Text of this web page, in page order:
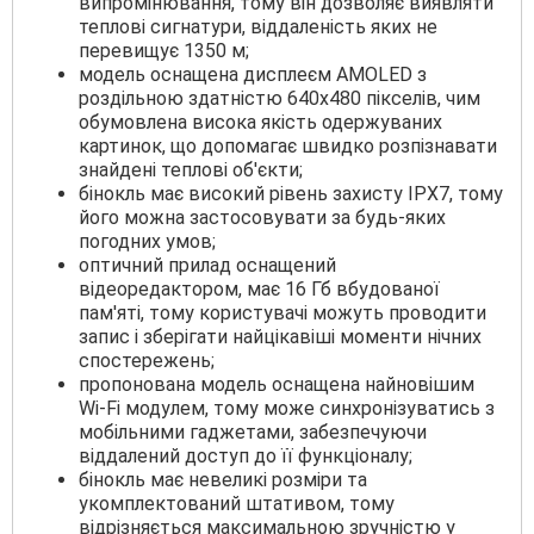
теплові сигнатури, віддаленість яких не
перевищує 1350 м;
модель оснащена дисплеєм AMOLED з
роздільною здатністю 640х480 пікселів, чим
обумовлена висока якість одержуваних
картинок, що допомагає швидко розпізнавати
знайдені теплові об'єкти;
бінокль має високий рівень захисту IPХ7, тому
його можна застосовувати за будь-яких
погодних умов;
оптичний прилад оснащений
відеоредактором, має 16 Гб вбудованої
пам'яті, тому користувачі можуть проводити
запис і зберігати найцікавіші моменти нічних
спостережень;
пропонована модель оснащена найновішим
Wi-Fi модулем, тому може синхронізуватись з
мобільними гаджетами, забезпечуючи
віддалений доступ до її функціоналу;
бінокль має невеликі розміри та
укомплектований штативом, тому
відрізняється максимальною зручністю у